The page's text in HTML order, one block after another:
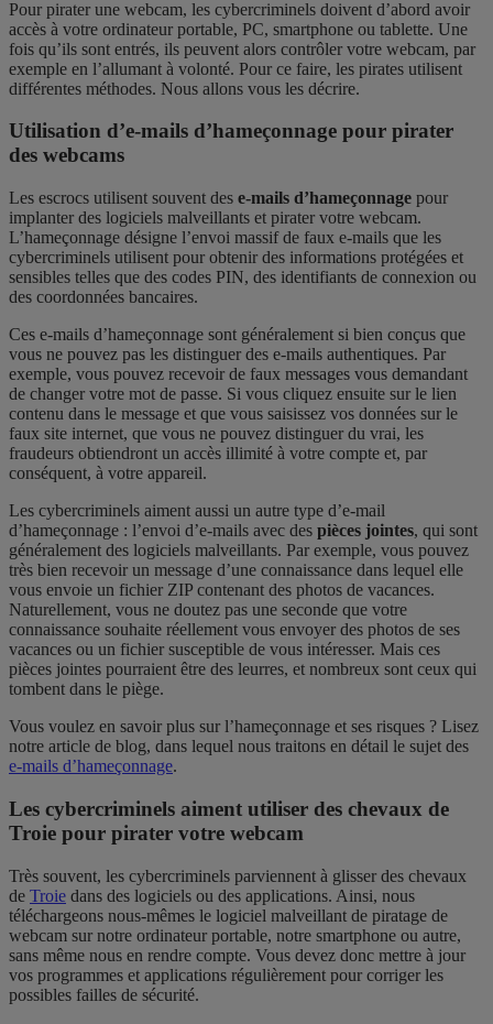
Pour pirater une webcam, les cybercriminels doivent d’abord avoir
accès à votre ordinateur portable, PC, smartphone ou tablette. Une
fois qu’ils sont entrés, ils peuvent alors contrôler votre webcam, par
exemple en l’allumant à volonté. Pour ce faire, les pirates utilisent
différentes méthodes. Nous allons vous les décrire.
Utilisation d’e-mails d’hameçonnage pour pirater
des webcams
Les escrocs utilisent souvent des e-mails d’hameçonnage pour
implanter des logiciels malveillants et pirater votre webcam.
L’hameçonnage désigne l’envoi massif de faux e-mails que les
cybercriminels utilisent pour obtenir des informations protégées et
sensibles telles que des codes PIN, des identifiants de connexion ou
des coordonnées bancaires.
Ces e-mails d’hameçonnage sont généralement si bien conçus que
vous ne pouvez pas les distinguer des e-mails authentiques. Par
exemple, vous pouvez recevoir de faux messages vous demandant
de changer votre mot de passe. Si vous cliquez ensuite sur le lien
contenu dans le message et que vous saisissez vos données sur le
faux site internet, que vous ne pouvez distinguer du vrai, les
fraudeurs obtiendront un accès illimité à votre compte et, par
conséquent, à votre appareil.
Les cybercriminels aiment aussi un autre type d’e-mail
d’hameçonnage : l’envoi d’e-mails avec des pièces jointes, qui sont
généralement des logiciels malveillants. Par exemple, vous pouvez
très bien recevoir un message d’une connaissance dans lequel elle
vous envoie un fichier ZIP contenant des photos de vacances.
Naturellement, vous ne doutez pas une seconde que votre
connaissance souhaite réellement vous envoyer des photos de ses
vacances ou un fichier susceptible de vous intéresser. Mais ces
pièces jointes pourraient être des leurres, et nombreux sont ceux qui
tombent dans le piège.
Vous voulez en savoir plus sur l’hameçonnage et ses risques ? Lisez
notre article de blog, dans lequel nous traitons en détail le sujet des
e-mails d’hameçonnage.
Les cybercriminels aiment utiliser des chevaux de
Troie pour pirater votre webcam
Très souvent, les cybercriminels parviennent à glisser des chevaux
de Troie dans des logiciels ou des applications. Ainsi, nous
téléchargeons nous-mêmes le logiciel malveillant de piratage de
webcam sur notre ordinateur portable, notre smartphone ou autre,
sans même nous en rendre compte. Vous devez donc mettre à jour
vos programmes et applications régulièrement pour corriger les
possibles failles de sécurité.